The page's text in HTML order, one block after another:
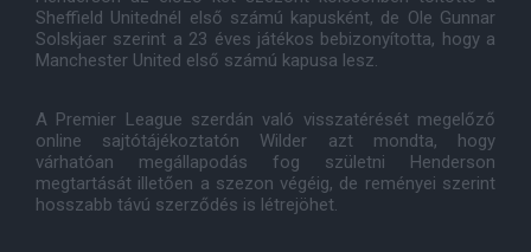
Sheffield Unitednél első számú kapusként, de Ole Gunnar
Solskjaer szerint a 23 éves játékos bebizonyította, hogy a
Manchester United első számú kapusa lesz.
A Premier League szerdán való visszatérését megelőző
online sajtótájékoztatón Wilder azt mondta, hogy
várhatóan megállapodás fog születni Henderson
megtartását illetően a szezon végéig, de reményei szerint
hosszabb távú szerződés is létrejöhet.